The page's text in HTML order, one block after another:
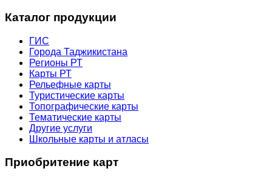
Каталог продукции
ГИС
Города Таджикистана
Регионы РТ
Карты РТ
Рельефные карты
Туристические карты
Топографические карты
Тематические карты
Другие услуги
Школьные карты и атласы
Приобритение карт